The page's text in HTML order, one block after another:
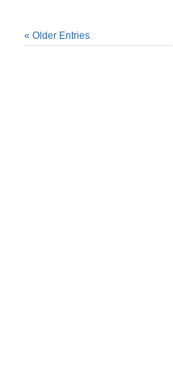
« Older Entries